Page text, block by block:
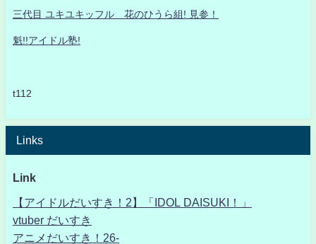
三代目 ユキユキッフル 花のひうら組! 見参！
魁!!アイドル塾!
t112
Links
Link
【アイドルだいすき！2】「IDOL DAISUKI！」
vtuber だいすき
アニメだいすき！26-